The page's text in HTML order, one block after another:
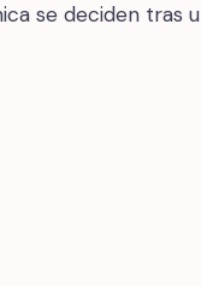
se deciden tras